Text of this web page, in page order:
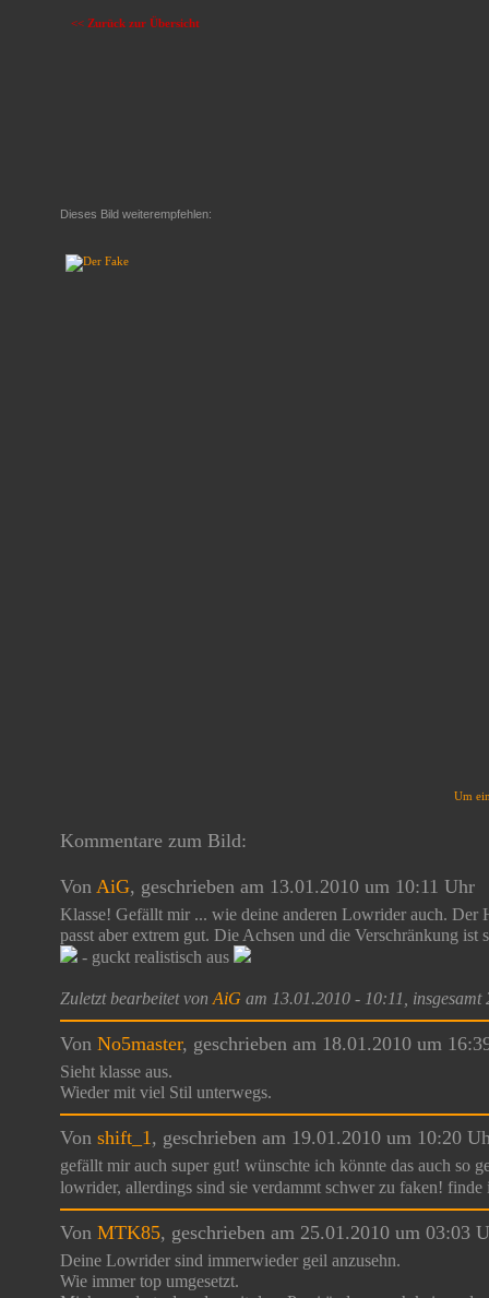
<< Zurück zur Übersicht
Um
Kommentare zum Bild:
Von AiG, geschrieben am 13.01.2010 um 10:11 Uhr
Klasse! Gefällt mir ... wie deine anderen Lowrider auch. Der
passt aber extrem gut. Die Achsen und die Verschränkung
- guckt realistisch aus
Zuletzt bearbeitet von AiG am 13.01.2010 - 10:11, insgesamt
Von No5master, geschrieben am 18.01.2010 um
Sieht klasse aus.
Wieder mit viel Stil unterwegs.
Von shift_1, geschrieben am 19.01.2010 um 10:20
gefällt mir auch super gut! wünschte ich könnte das auch so
lowrider, allerdings sind sie verdammt schwer zu faken!
Von MTK85, geschrieben am 25.01.2010 um 03:03
Deine Lowrider sind immerwieder geil anzusehn.
Wie immer top umgesetzt.
Dieses Bild weiterempfehlen: